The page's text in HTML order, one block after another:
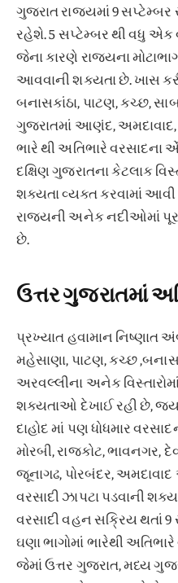
ગુજરાત રાજ્યમાં 9 સપ્ટેમ્બર
રહેશે. 5 સપ્ટેમ્બર થી વધુ એક
જેના કારણે રાજ્યના
આવવાની શક્યતા છે. ખાસ
બનાસકાંઠા, પાટણ, કચ્છ,
ગુજરાતમાં આણંદ, અમદાવાદ,
ભારે થી અતિભારે વરસાદના
દક્ષિણ ગુજરાતના કેટલાક
શક્યતા વ્યક્ત કરવામાં
રાજ્યની અનેક નદીઓમાં પૂર
છે.
ઉત્તર ગુજરાતમાં
પ્રખ્યાત હવામાન નિષ્ણાત
મહેસાણા, પાટણ, કચ્છ
અરવલ્લીના અનેક
શક્યતાઓ દેખાઈ રહી છે,
દાહોદ માં પણ ધોધમાર
મોરબી, રાજકોટ, ભાવનગર,
જૂનાગઢ, પોરબંદર,
વરસાદી ઝાપટા પડવાની
વરસાદી વહન સક્રિય થતાં
ઘણા ભાગોમાં ભારેથી
જેમાં ઉત્તર ગુજરાત, મધ્ય